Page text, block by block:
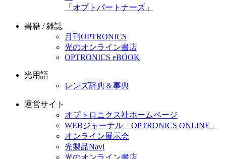
「オプトパートナーズ」
書籍 / 雑誌
月刊OPTRONICS
光のオンライン書店
OPTRONICS eBOOK
光用語
レンズ辞典＆事典
運営サイト
オプトロニクス社ホームページ
WEBジャーナル「OPTRONICS ONLINE」
オンライン展示会
光製品Navi